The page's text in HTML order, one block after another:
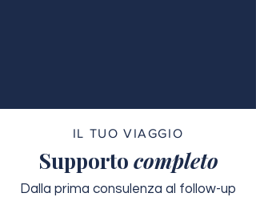
IL TUO VIAGGIO
Supporto completo
Dalla prima consulenza al follow-up